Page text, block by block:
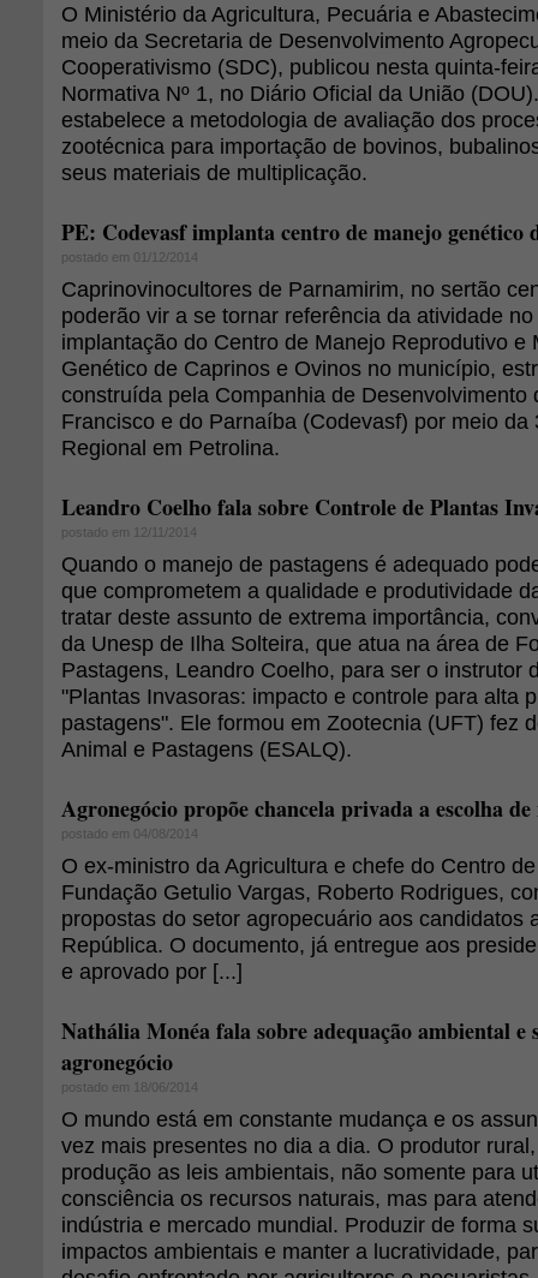
O Ministério da Agricultura, Pecuária e
meio da Secretaria de Desenvolvimento
Cooperativismo (SDC), publicou nesta quinta-
Normativa Nº 1, no Diário Oficial da União
estabelece a metodologia de avaliação dos
zootécnica para importação de bovinos,
seus materiais de multiplicação.
PE: Codevasf implanta centro de manejo genético
postado em 01/12/2014
Caprinovinocultores de Parnamirim, no sertão
poderão vir a se tornar referência da atividade
implantação do Centro de Manejo Reprodutivo e
Genético de Caprinos e Ovinos no município,
construída pela Companhia de Desenvolvimento
Francisco e do Parnaíba (Codevasf) por meio da
Regional em Petrolina.
Leandro Coelho fala sobre Controle de Plantas
postado em 12/11/2014
Quando o manejo de pastagens é adequado
que comprometem a qualidade e produtividade
tratar deste assunto de extrema importância,
da Unesp de Ilha Solteira, que atua na área de
Pastagens, Leandro Coelho, para ser o instrutor
"Plantas Invasoras: impacto e controle para alta
pastagens". Ele formou em Zootecnia (UFT) fez
Animal e Pastagens (ESALQ).
Agronegócio propõe chancela privada a escolha
postado em 04/08/2014
O ex-ministro da Agricultura e chefe do Centro
Fundação Getulio Vargas, Roberto Rodrigues,
propostas do setor agropecuário aos candidatos
República. O documento, já entregue aos
e aprovado por [...]
Nathália Monéa fala sobre adequação ambiental e
agronegócio
postado em 18/06/2014
O mundo está em constante mudança e os
vez mais presentes no dia a dia. O produtor
produção as leis ambientais, não somente para
consciência os recursos naturais, mas para
indústria e mercado mundial. Produzir de forma
impactos ambientais e manter a lucratividade,